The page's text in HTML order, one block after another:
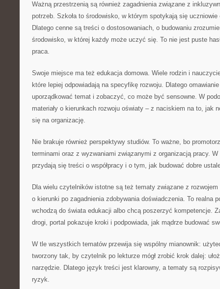
Ważną przestrzenią są również zagadnienia związane z
potrzeb. Szkoła to środowisko, w którym spotykają się
Dlatego cenne są treści o dostosowaniach, o budowaniu
środowisko, w której każdy może uczyć się. To nie jest puste
praca.
Swoje miejsce ma też edukacja domowa. Wiele rodzin i
które lepiej odpowiadają na specyfikę rozwoju. Dlatego
uporządkować temat i zobaczyć, co może być sensowne. W
materiały o kierunkach rozwoju oświaty – z naciskiem na to, jak
się na organizację.
Nie brakuje również perspektywy studiów. To ważne, bo
terminami oraz z wyzwaniami związanymi z organizacją pracy.
przydają się treści o współpracy i o tym, jak budować dobre
Dla wielu czytelników istotne są też tematy związane z
o kierunki po zagadnienia zdobywania doświadczenia. To realna
wchodzą do świata edukacji albo chcą poszerzyć kompetencje.
drogi, portal pokazuje kroki i podpowiada, jak mądrze budować
W tle wszystkich tematów przewija się wspólny mianownik:
tworzony tak, by czytelnik po lekturze mógł zrobić krok dalej:
narzędzie. Dlatego język treści jest klarowny, a tematy są
ryzyk.